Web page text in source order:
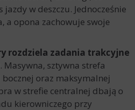
w deszczu. Jednocześnie
a opona zachowuje swoje
rozdziela zadania trakcyjne
. Masywna, sztywna strefa
oraz maksymalnej
w strefie centralnej dbają o
kierowniczego przy